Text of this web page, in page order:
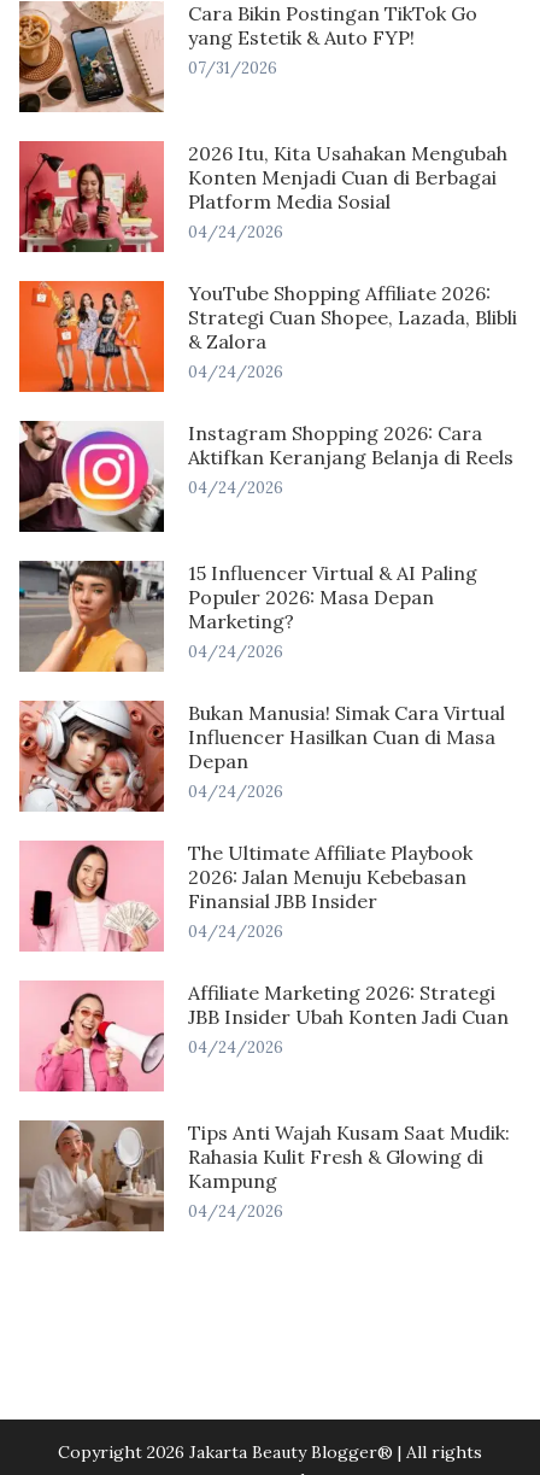
Cara Bikin Postingan TikTok Go
yang Estetik & Auto FYP!
07/31/2026
2026 Itu, Kita Usahakan Mengubah
Konten Menjadi Cuan di Berbagai
Platform Media Sosial
04/24/2026
YouTube Shopping Affiliate 2026:
Strategi Cuan Shopee, Lazada, Blibli
& Zalora
04/24/2026
Instagram Shopping 2026: Cara
Aktifkan Keranjang Belanja di Reels
04/24/2026
15 Influencer Virtual & AI Paling
Populer 2026: Masa Depan
Marketing?
04/24/2026
Bukan Manusia! Simak Cara Virtual
Influencer Hasilkan Cuan di Masa
Depan
04/24/2026
The Ultimate Affiliate Playbook
2026: Jalan Menuju Kebebasan
Finansial JBB Insider
04/24/2026
Affiliate Marketing 2026: Strategi
JBB Insider Ubah Konten Jadi Cuan
04/24/2026
Tips Anti Wajah Kusam Saat Mudik:
Rahasia Kulit Fresh & Glowing di
Kampung
04/24/2026
Copyright 2026 Jakarta Beauty Blogger®️ | All rights